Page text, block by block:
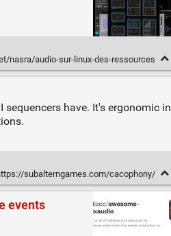
nasra/audio-sur-linux-des-ressources
have. It's ergonomic in
subalterngames.com/cacophony/
events